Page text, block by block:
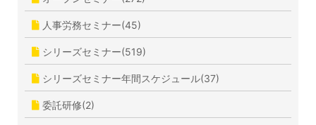
人事労務セミナー(45)
シリーズセミナー(519)
シリーズセミナー年間スケジュール(37)
委託研修(2)